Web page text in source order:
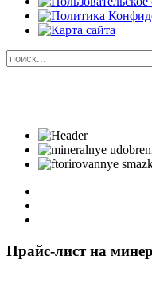
Прайс-лист на